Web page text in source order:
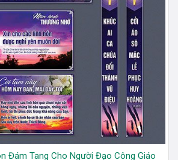
Đám Tang Cho Người Đạo Công Giáo